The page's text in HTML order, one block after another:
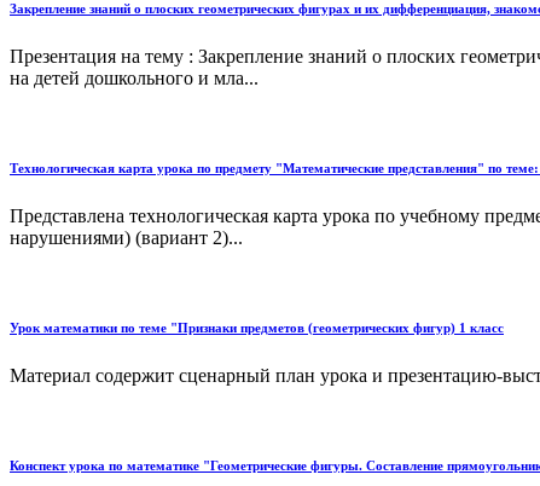
Закрепление знаний о плоских геометрических фигурах и их дифференциация,
Презентация на тему : Закрепление знаний о плоских
на детей дошкольного и мла...
Технологическая карта урока по предмету "Математические представления" по
Представлена технологическая карта урока по учебному
нарушениями) (вариант 2)...
Урок математики по теме "Признаки предметов (геометрических фигур) 1 класс
Материал содержит сценарный план урока и презентацию-
Конспект урока по математике "Геометрические фигуры. Составление